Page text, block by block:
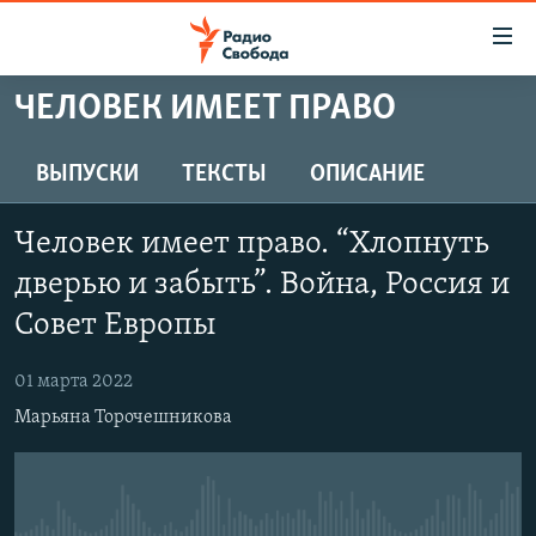
упрощенного
Вернуться
к
основному
Вернутся
навигации
Вернутся
ПОДКАСТЫ
ЦИТАТЫ СВОБОДЫ
МНЕНИЯ
IDEL.РЕАЛИИ
КАВКАЗ.РЕАЛИИ
ЧЕЛОВЕК ИМЕЕТ ПРАВО
ВЫПУСКИ ТЕКСТЫ ОПИСАНИЕ
Человек имеет право. “Хлопнуть
дверью и забыть”. Война, Россия и
Совет Европы
01 марта 2022
Марьяна Торочешникова